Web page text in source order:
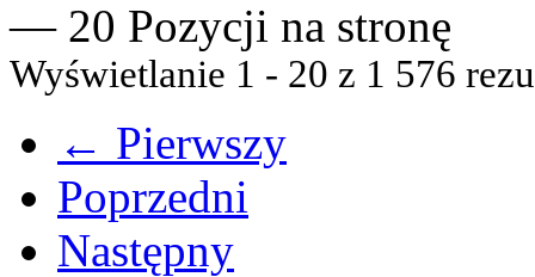
— 20 Pozycji na stronę
Wyświetlanie 1 - 20 z 1 576
← Pierwszy
Poprzedni
Następny